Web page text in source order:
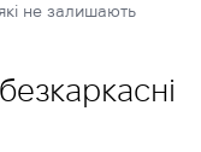
не залишають